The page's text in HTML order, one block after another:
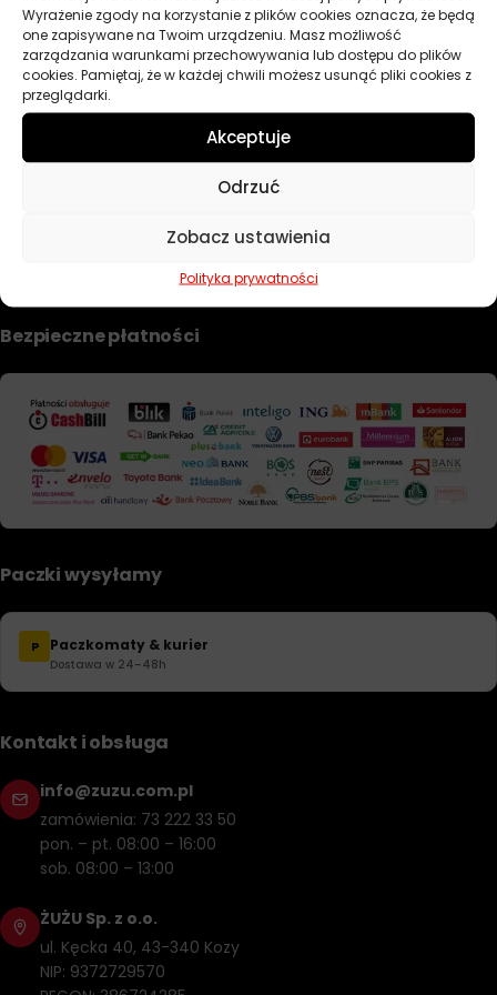
Wyrażenie zgody na korzystanie z plików cookies oznacza, że będą
one zapisywane na Twoim urządzeniu. Masz możliwość
zarządzania warunkami przechowywania lub dostępu do plików
cookies. Pamiętaj, że w każdej chwili możesz usunąć pliki cookies z
przeglądarki.
Akceptuje
Odrzuć
Zobacz ustawienia
Polityka prywatności
Dobierz filtr
TWOJE KONTO
Informacje prawne
Formularz zwrotu i reklamacji
Bezpieczne płatności
Paczki wysyłamy
P Paczkomaty & kurier
Dostawa w 24–48h
Kontakt i obsługa
info@zuzu.com.pl
zamówienia: 73 222 33 50
pon. – pt. 08:00 – 16:00
sob. 08:00 – 13:00
ŻUŻU Sp. z o.o.
ul. Kęcka 40, 43-340 Kozy
NIP: 9372729570